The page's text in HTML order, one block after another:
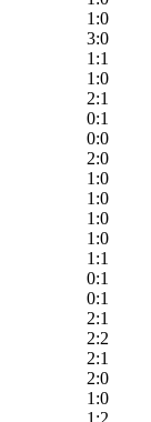
1:0
3:0
1:1
1:0
2:1
0:1
0:0
2:0
1:0
1:0
1:0
1:0
1:1
0:1
0:1
2:1
2:2
2:1
2:0
1:0